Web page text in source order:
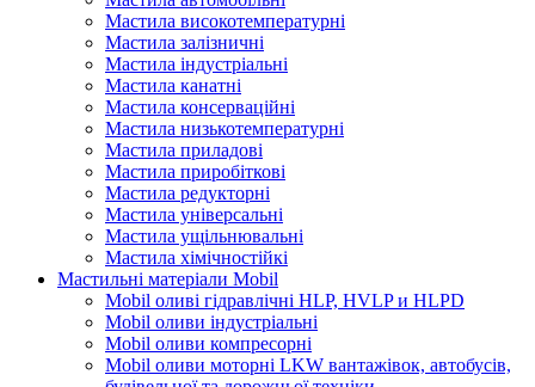
Мастила високотемпературні
Мастила залізничні
Мастила індустріальні
Мастила канатні
Мастила консерваційні
Мастила низькотемпературні
Мастила приладові
Мастила приробіткові
Мастила редукторні
Мастила універсальні
Мастила ущільнювальні
Мастила хімічностійкі
Мастильні матеріали Mobil
Mobil оливі гідравлічні HLP, HVLP и HLPD
Mobil оливи індустріальні
Mobil оливи компресорні
Mobil оливи моторні LKW вантажівок, автобусів,